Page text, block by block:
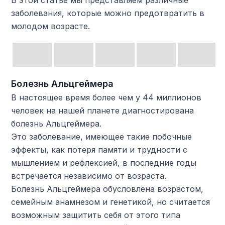
заболевания, которые можно предотвратить в
молодом возрасте.
Болезнь Альцгеймера
В настоящее время более чем у 44 миллионов
человек на нашей планете диагностирована
болезнь Альцгеймера.
Это заболевание, имеющее такие побочные
эффекты, как потеря памяти и трудности с
мышлением и рефлексией, в последние годы
встречается независимо от возраста.
Болезнь Альцгеймера обусловлена ​​возрастом,
семейным анамнезом и генетикой, но считается
возможным защитить себя от этого типа